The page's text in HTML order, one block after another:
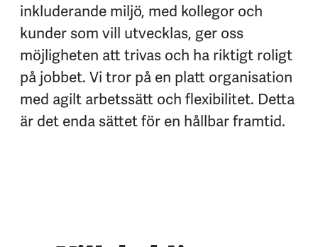
inkluderande miljö, med kollegor och
kunder som vill utvecklas, ger oss
möjligheten att trivas och ha riktigt roligt
på jobbet. Vi tror på en platt organisation
med agilt arbetssätt och flexibilitet. Detta
är det enda sättet för en hållbar framtid.